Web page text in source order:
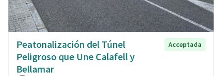
Peatonalización del Túnel
Peligroso que Une Calafell y
Bellamar
Acceptada